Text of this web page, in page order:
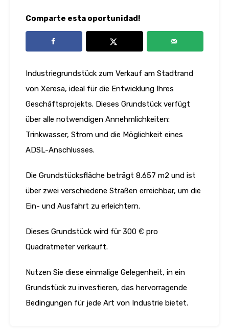
Comparte esta oportunidad!
Industriegrundstück zum Verkauf am Stadtrand
von Xeresa, ideal für die Entwicklung Ihres
Geschäftsprojekts. Dieses Grundstück verfügt
über alle notwendigen Annehmlichkeiten:
Trinkwasser, Strom und die Möglichkeit eines
ADSL-Anschlusses.
Die Grundstücksfläche beträgt 8.657 m2 und ist
über zwei verschiedene Straßen erreichbar, um die
Ein- und Ausfahrt zu erleichtern.
Dieses Grundstück wird für 300 € pro
Quadratmeter verkauft.
Nutzen Sie diese einmalige Gelegenheit, in ein
Grundstück zu investieren, das hervorragende
Bedingungen für jede Art von Industrie bietet.